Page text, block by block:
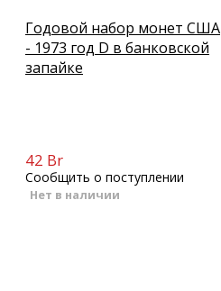
Годовой набор монет США
- 1973 год D в банковской
запайке
42 Br
Сообщить о поступлении
Нет в наличии